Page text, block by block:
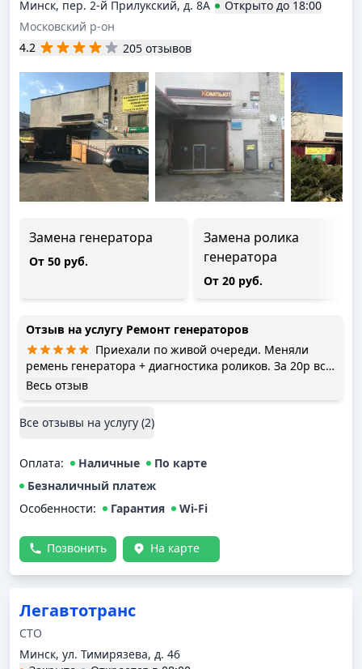
Минск, пер. 2-й Прилукский, д. 8А Открыто до 18:00
Московский р-он
4.2
205 отзывов
Замена генератора
От 50 руб.
Замена ролика
генератора
От 20 руб.
Отзыв на услугу Ремонт генераторов
Приехали по живой очереди. Меняли
ремень генератора + диагностика роликов. За 20р всё
сделали, довольно быстро. Всем довольны.
Весь отзыв
Все отзывы на услугу (2)
Оплата: Наличные
По карте
Безналичный платеж
Особенности:
Гарантия Wi-Fi
Позвонить На карте
Легавтотранс
СТО
Минск, ул. Тимирязева, д. 46